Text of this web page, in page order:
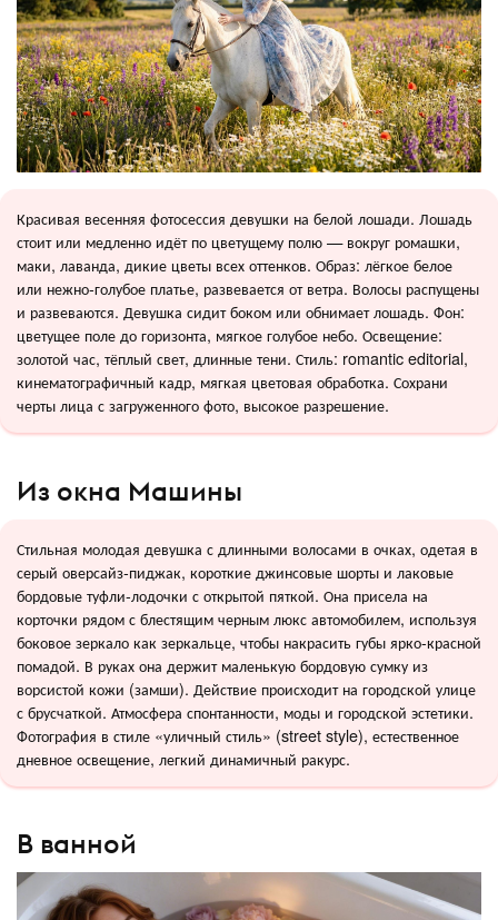
Красивая весенняя фотосессия девушки на белой лошади. Лошадь
стоит или медленно идёт по цветущему полю — вокруг ромашки,
маки, лаванда, дикие цветы всех оттенков. Образ: лёгкое белое
или нежно-голубое платье, развевается от ветра. Волосы распущены
и развеваются. Девушка сидит боком или обнимает лошадь. Фон:
цветущее поле до горизонта, мягкое голубое небо. Освещение:
золотой час, тёплый свет, длинные тени. Стиль: romantic editorial,
кинематографичный кадр, мягкая цветовая обработка. Сохрани
черты лица с загруженного фото, высокое разрешение.
Из окна Машины
Стильная молодая девушка с длинными волосами в очках, одетая в
серый оверсайз-пиджак, короткие джинсовые шорты и лаковые
бордовые туфли-лодочки с открытой пяткой. Она присела на
корточки рядом с блестящим черным люкс автомобилем, используя
боковое зеркало как зеркальце, чтобы накрасить губы ярко-красной
помадой. В руках она держит маленькую бордовую сумку из
ворсистой кожи (замши). Действие происходит на городской улице
с брусчаткой. Атмосфера спонтанности, моды и городской эстетики.
Фотография в стиле «уличный стиль» (street style), естественное
дневное освещение, легкий динамичный ракурс.
В ванной